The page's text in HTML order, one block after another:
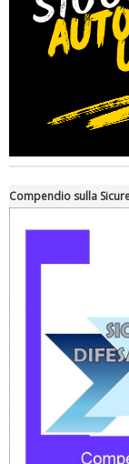
Compendio sulla